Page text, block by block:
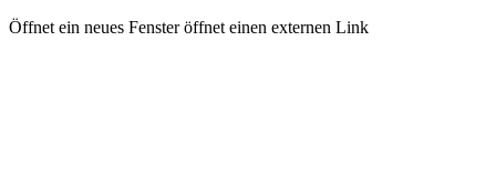
Öffnet ein neues Fensteröffnet einen externen Link